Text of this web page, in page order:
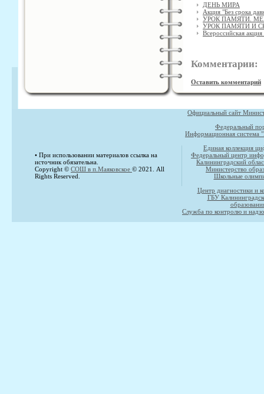
ДЕНЬ МИРА
Акция "Без срока
УРОК ПАМЯТИ.
УРОК ПАМЯТИ И
Всероссийская
Комментарии:
Оставить комментарий
• При использовании материалов ссылка на
источник обязательна.
Copyright © СОШ в п.Маяковское © 2021. All
Rights Reserved.
Официальный сайт
Федеральный
Информационная система
Единая коллекция
Федеральный центр
Калининградский
Министерство
Школьные
Центр диагностики и
ГБУ
Служба по контролю и